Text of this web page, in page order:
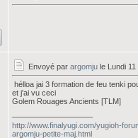
Envoyé par argomju le Lundi
hélloa jai 3 formation de feu tenki
et j'ai vu ceci
Golem Rouages Ancients [TLM]
http://www.finalyugi.com/yugioh-
argomju-petite-maj.html